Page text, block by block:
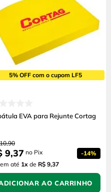
5% OFF com o cupom LF5
EVA para Rejunte Cortag
10,90
9,37 no Pix -14%
até 1x de R$ 9,37
AO CARRINHO